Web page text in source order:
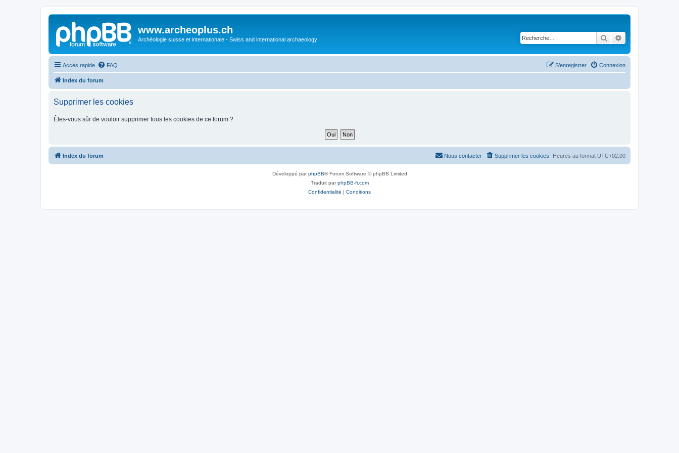
www.archeoplus.ch
Archéologie suisse et internationale - Swiss and international archaeology Rechercher
Accès rapide FAQ Connexion
S’enregistrer
Index du forum
Supprimer les cookies
Êtes-vous sûr de vouloir supprimer tous les cookies de ce forum ?
Index du forum Heures au format UTC+02:00
Supprimer les cookies
Nous contacter
Développé parphpBB® Forum Software © phpBB Limited
Traduit parphpBB-fr.com
Confidentialité | Conditions